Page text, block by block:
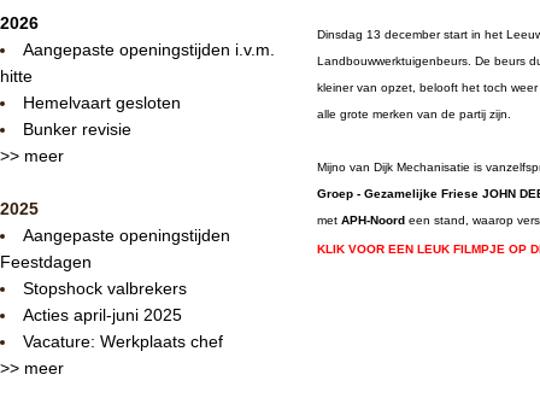
2026
Aangepaste openingstijden i.v.m.
hitte
Hemelvaart gesloten
Bunker revisie
>> meer
2025
Aangepaste openingstijden
Feestdagen
Stopshock valbrekers
Acties april-juni 2025
Vacature: Werkplaats chef
>> meer
Dinsdag 13 december start in het
Landbouwwerktuigenbeurs. De beurs
kleiner van opzet, belooft het toch
alle grote merken van de partij zijn.
Mijno van Dijk Mechanisatie is
Groep - Gezamelijke Friese JOHN
met APH-Noord een stand, waarop
KLIK VOOR EEN LEUK FILMPJE OP